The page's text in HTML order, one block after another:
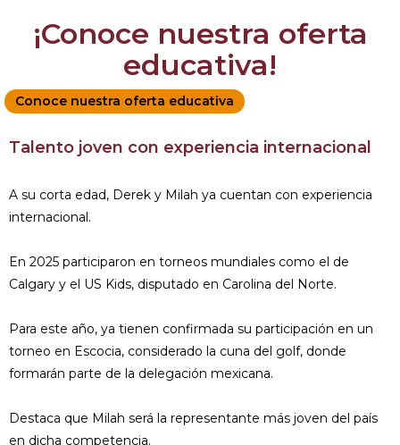
¡Conoce nuestra oferta
educativa!
Conoce nuestra oferta educativa
Talento joven con experiencia internacional
A su corta edad, Derek y Milah ya cuentan con experiencia
internacional.
En 2025 participaron en torneos mundiales como el de
Calgary y el US Kids, disputado en Carolina del Norte.
Para este año, ya tienen confirmada su participación en un
torneo en Escocia, considerado la cuna del golf, donde
formarán parte de la delegación mexicana.
Destaca que Milah será la representante más joven del país
en dicha competencia.